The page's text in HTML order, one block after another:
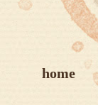
home